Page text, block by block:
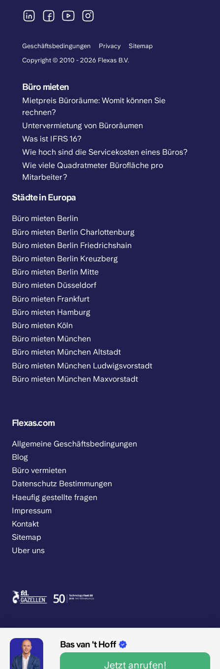
Bas van 't Hoff
Jetzt anrufen!
Geschäftsbedingungen Privacy
Sitemap
Copyright © 2010 - 2026 Flexas B.V.
Büro mieten
Mietpreis Büroräume: Womit können Sie
rechnen?
Untervermietung von Büroräumen
Was ist IFRS 16?
Wie hoch sind die Servicekosten eines Büros?
Wie viele Quadratmeter Bürofläche pro
Mitarbeiter?
Städte in Europa
Büro mieten Berlin
Büro mieten Berlin Charlottenburg
Büro mieten Berlin Friedrichshain
Büro mieten Berlin Kreuzberg
Büro mieten Berlin Mitte
Büro mieten Düsseldorf
Büro mieten Frankfurt
Büro mieten Hamburg
Büro mieten Köln
Büro mieten München
Büro mieten München Altstadt
Büro mieten München Ludwigsvorstadt
Büro mieten München Maxvorstadt
Flexas.com
Allgemeine Geschäftsbedingungen
Blog
Büro vermieten
Datenschutz Bestimmungen
Haeufig gestellte fragen
Impressum
Kontakt
Sitemap
Uber uns
9.1/10 1545 Bewertungen